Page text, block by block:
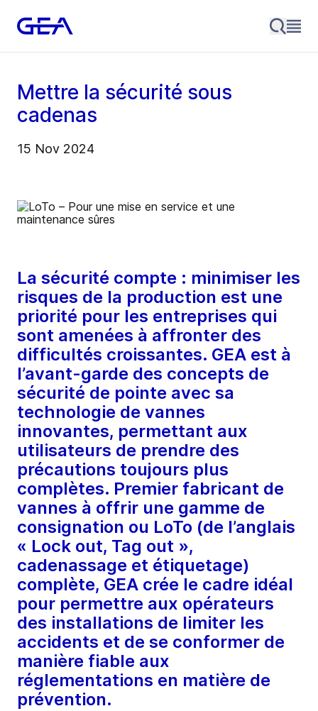
Mettre la sécurité sous
cadenas
15 Nov 2024
La sécurité compte : minimiser les
risques de la production est une
priorité pour les entreprises qui
sont amenées à affronter des
difficultés croissantes. GEA est à
l’avant-garde des concepts de
sécurité de pointe avec sa
technologie de vannes
innovantes, permettant aux
utilisateurs de prendre des
précautions toujours plus
complètes. Premier fabricant de
vannes à offrir une gamme de
consignation ou LoTo (de l’anglais
« Lock out, Tag out »,
cadenassage et étiquetage)
complète, GEA crée le cadre idéal
pour permettre aux opérateurs
des installations de limiter les
accidents et de se conformer de
manière fiable aux
réglementations en matière de
prévention.